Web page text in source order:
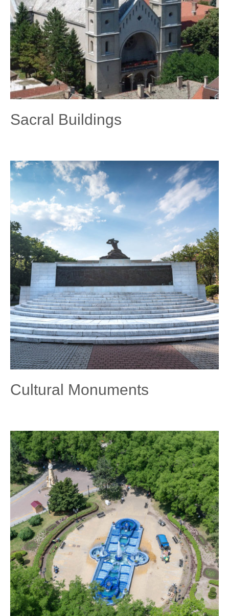
Sacral Buildings
Cultural Monuments